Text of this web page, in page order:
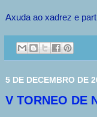
Axuda ao xadrez e
5 DE DECEMBRO DE
V TORNEO DE